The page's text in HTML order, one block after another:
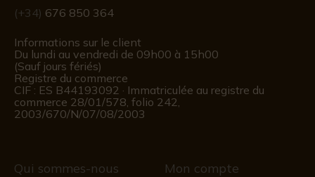
(+34) 676 850 364
Informations sur le client
Du lundi au vendredi de 09h00 à 15h00
(Sauf jours fériés)
Registre du commerce
CIF : ES B44193092 · Immatriculée au registre du
commerce 28/01/578, folio 242,
2003/670/N/07/08/2003
Qui sommes-nous Mon compte